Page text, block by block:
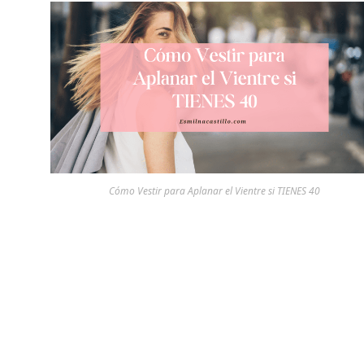
Cómo Vestir para Aplanar el Vientre si TIENES 40